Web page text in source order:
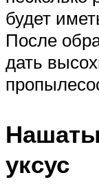
будет
После
дать
уксус